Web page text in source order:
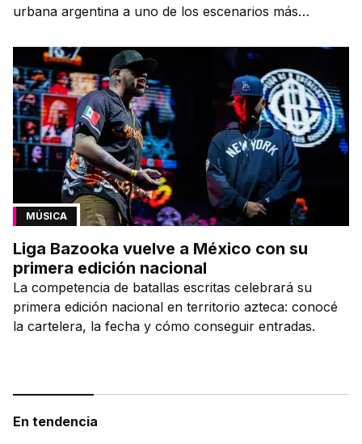
urbana argentina a uno de los escenarios más
MÚSICA
Liga Bazooka vuelve a México con su
primera edición nacional
La competencia de batallas escritas celebrará su
primera edición nacional en territorio azteca: conocé
la cartelera, la fecha y cómo conseguir entradas.
En tendencia